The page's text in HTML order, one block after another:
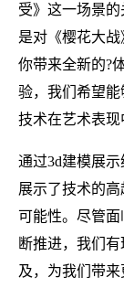
受》这一场景
是对《樱花大
你带来全新的?
验，我们希望
技术在艺术表现
通过3d建模展
展示了技术的
可能性。尽管
断推进，我们
及，为我们带来